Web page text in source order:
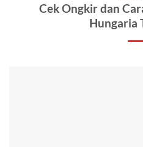
Cek Ongkir dan
Hungaria